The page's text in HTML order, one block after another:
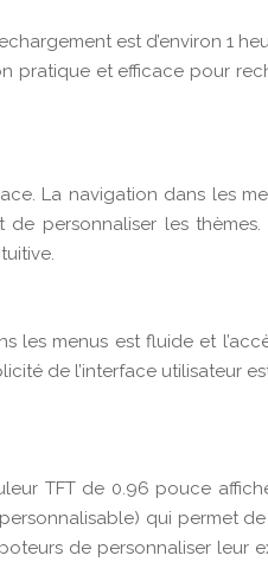
est d’environ 1
et efficace pour
La navigation dans les
personnaliser les
les menus est fluide et
de l’interface utilisateur
TFT de 0.96 pouce
qui permet
de personnaliser